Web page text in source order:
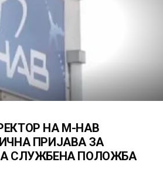
НА М-НАВ
ПРИЈАВА ЗА
СЛУЖБЕНА ПОЛОЖБА